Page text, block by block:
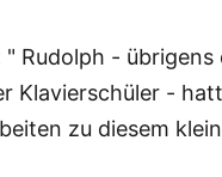
Rudolph - übrigens
Klavierschüler -
zu diesem